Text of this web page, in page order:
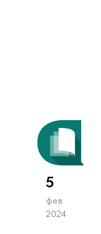
5
фев
2024